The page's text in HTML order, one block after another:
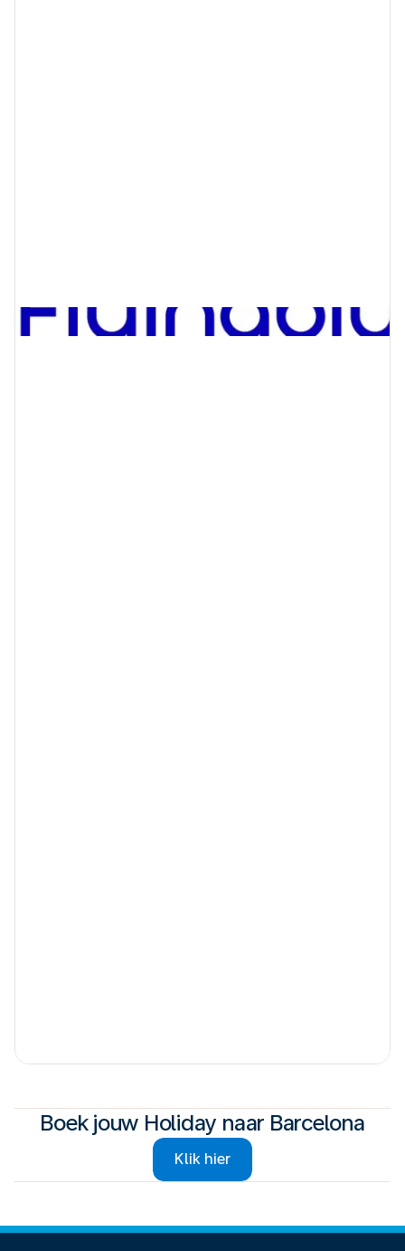
Boek jouw Holiday naar Barcelona
Klik hier